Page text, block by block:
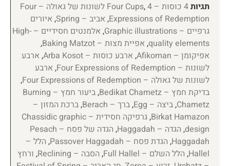
תגיות4 כוסות – Four Cups ,
4 לשונות של גאולה – Four
Expressions of Redemption
, אביב – Spring , איורים
גרפיים – Graphic illustrations
,
אלמנטים חסידיים – High-
quality elements
, אפיית מצות – Baking Matzot
,
אפיקומן – Afikoman
, ארבע כוסות – Arba Kosot , ארבע
לשונות – Four Expressions of Redemption
, ארבע
לשונות של גאולה – Four Expressions of Redemption
,
בדיקת חמץ – Bedikat Chametz
,
ביעור חמץ – Burning
Chametz
,ביצה – Egg ,ברך – Berach ,ברכת המזון –
Birkat Hamazon
,
גרפיקה חסידית – Chassidic graphic
design
,הגדה – Haggadah ,
הגדה של פסח – Pesach
Haggadah
,הגדת פסח – Passover Haggadah ,הלל –
Hallel
,הלל השלם – Full Hallel ,הסבה – Reclining , ורחץ